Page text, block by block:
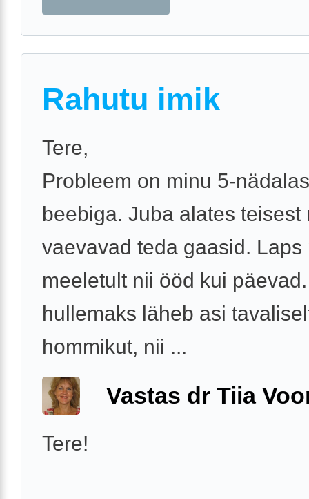
Rahutu imik
Tere,
Probleem on minu 5-
beebiga. Juba alates teisest
vaevavad teda gaasid. Laps
meeletult nii ööd kui
hullemaks läheb asi
hommikut, nii ...
Vastas dr Tiia
Tere!